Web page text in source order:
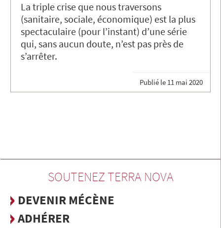
La triple crise que nous traversons
(sanitaire, sociale, économique) est la plus
spectaculaire (pour l’instant) d’une série
qui, sans aucun doute, n’est pas près de
s’arrêter.
Publié le 11 mai 2020
SOUTENEZ TERRA NOVA
DEVENIR MÉCÈNE
ADHÉRER